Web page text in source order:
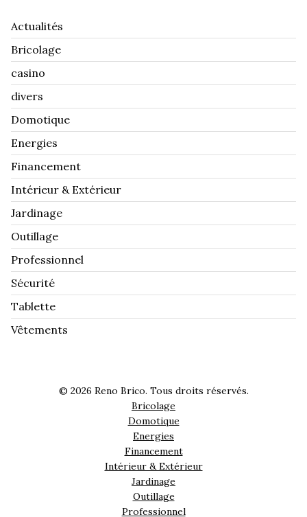
Actualités
Bricolage
casino
divers
Domotique
Energies
Financement
Intérieur & Extérieur
Jardinage
Outillage
Professionnel
Sécurité
Tablette
Vêtements
© 2026 Reno Brico. Tous droits réservés.
Bricolage
Domotique
Energies
Financement
Intérieur & Extérieur
Jardinage
Outillage
Professionnel